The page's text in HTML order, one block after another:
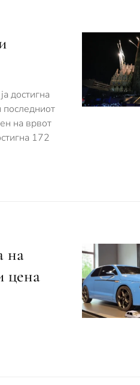
достигна
последниот
на врвот
172
на
цена